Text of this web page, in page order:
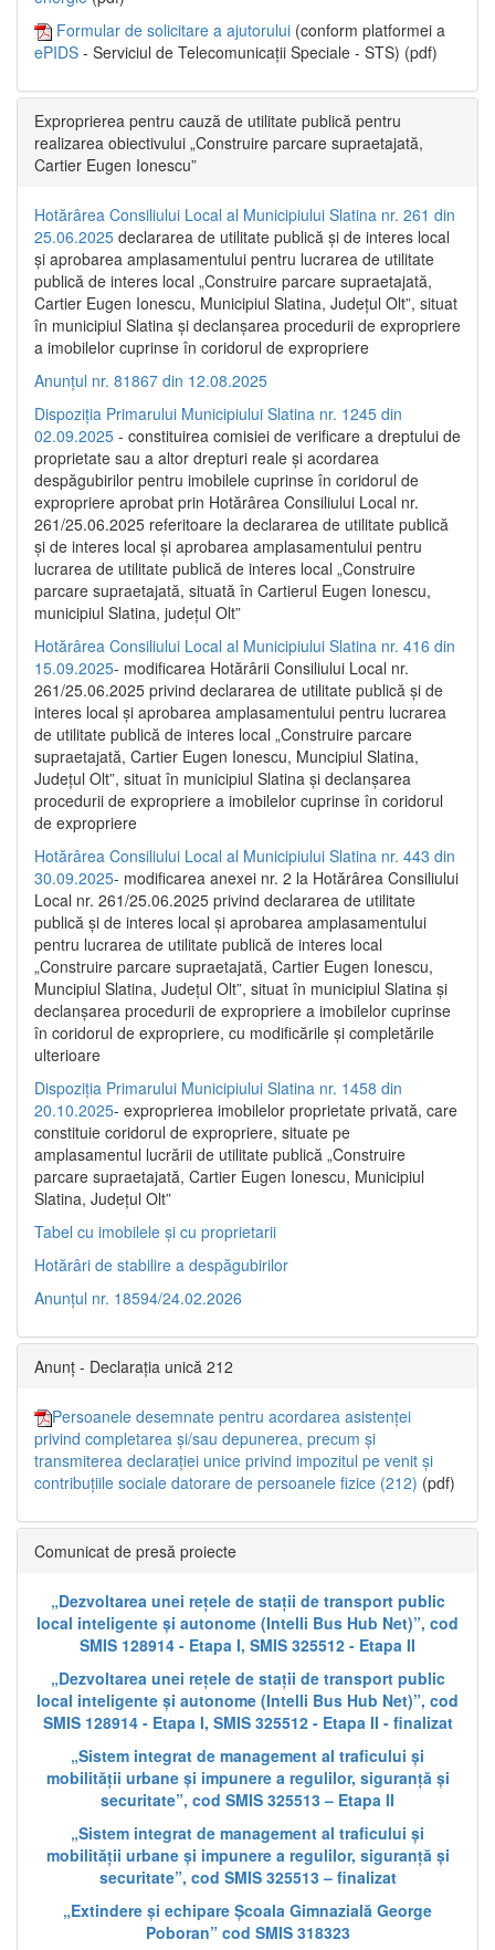
Formular de solicitare a ajutorului (conform platformei a
ePIDS - Serviciul de Telecomunicații Speciale - STS) (pdf)
Exproprierea pentru cauză de utilitate publică pentru
realizarea obiectivului „Construire parcare supraetajată,
Cartier Eugen Ionescu”
Hotărârea Consiliului Local al Municipiului Slatina nr. 261 din
25.06.2025 declararea de utilitate publică și de interes local
și aprobarea amplasamentului pentru lucrarea de utilitate
publică de interes local „Construire parcare supraetajată,
Cartier Eugen Ionescu, Municipiul Slatina, Județul Olt”, situat
în municipiul Slatina și declanșarea procedurii de expropriere
a imobilelor cuprinse în coridorul de expropriere
Anunțul nr. 81867 din 12.08.2025
Dispoziția Primarului Municipiului Slatina nr. 1245 din
02.09.2025 - constituirea comisiei de verificare a dreptului de
proprietate sau a altor drepturi reale și acordarea
despăgubirilor pentru imobilele cuprinse în coridorul de
expropriere aprobat prin Hotărârea Consiliului Local nr.
261/25.06.2025 referitoare la declararea de utilitate publică
și de interes local și aprobarea amplasamentului pentru
lucrarea de utilitate publică de interes local „Construire
parcare supraetajată, situată în Cartierul Eugen Ionescu,
municipiul Slatina, județul Olt”
Hotărârea Consiliului Local al Municipiului Slatina nr. 416 din
15.09.2025- modificarea Hotărârii Consiliului Local nr.
261/25.06.2025 privind declararea de utilitate publică și de
interes local și aprobarea amplasamentului pentru lucrarea
de utilitate publică de interes local „Construire parcare
supraetajată, Cartier Eugen Ionescu, Muncipiul Slatina,
Județul Olt”, situat în municipiul Slatina și declanșarea
procedurii de expropriere a imobilelor cuprinse în coridorul
de expropriere
Hotărârea Consiliului Local al Municipiului Slatina nr. 443 din
30.09.2025- modificarea anexei nr. 2 la Hotărârea Consiliului
Local nr. 261/25.06.2025 privind declararea de utilitate
publică şi de interes local şi aprobarea amplasamentului
pentru lucrarea de utilitate publică de interes local
„Construire parcare supraetajată, Cartier Eugen Ionescu,
Muncipiul Slatina, Judeţul Olt”, situat în municipiul Slatina şi
declanşarea procedurii de expropriere a imobilelor cuprinse
în coridorul de expropriere, cu modificările şi completările
ulterioare
Dispoziția Primarului Municipiului Slatina nr. 1458 din
20.10.2025- exproprierea imobilelor proprietate privată, care
constituie coridorul de expropriere, situate pe
amplasamentul lucrării de utilitate publică „Construire
parcare supraetajată, Cartier Eugen Ionescu, Municipiul
Slatina, Județul Olt”
Tabel cu imobilele și cu proprietarii
Hotărâri de stabilire a despăgubirilor
Anunțul nr. 18594/24.02.2026
Anunț - Declarația unică 212
Persoanele desemnate pentru acordarea asistenței
privind completarea și/sau depunerea, precum și
transmiterea declarației unice privind impozitul pe venit și
contribuțiile sociale datorare de persoanele fizice (212) (pdf)
Comunicat de presă proiecte
„Dezvoltarea unei rețele de stații de transport public
local inteligente și autonome (Intelli Bus Hub Net)”, cod
SMIS 128914 - Etapa I, SMIS 325512 - Etapa II
„Dezvoltarea unei rețele de stații de transport public
local inteligente și autonome (Intelli Bus Hub Net)”, cod
SMIS 128914 - Etapa I, SMIS 325512 - Etapa II - finalizat
„Sistem integrat de management al traficului și
mobilității urbane și impunere a regulilor, siguranță și
securitate”, cod SMIS 325513 – Etapa II
„Sistem integrat de management al traficului și
mobilității urbane și impunere a regulilor, siguranță și
securitate”, cod SMIS 325513 – finalizat
„Extindere și echipare Școala Gimnazială George
Poboran” cod SMIS 318323